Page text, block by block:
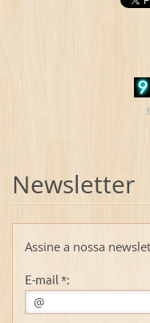
Newsletter
Assine a nossa
E-mail *: